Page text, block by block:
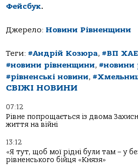
Фейсбук.
Джерело: Новини Рівненщини
Теги: #Андрій Козюра, #ВП
#новини рівненщини, #новини
#рівненські новини,
СВІЖІ НОВИНИ
07:12
Рівне попрощається із двома
життя на війні
13:12
«Я тут, щоб мої рідні були там – у
рівненського бійця «Князя»